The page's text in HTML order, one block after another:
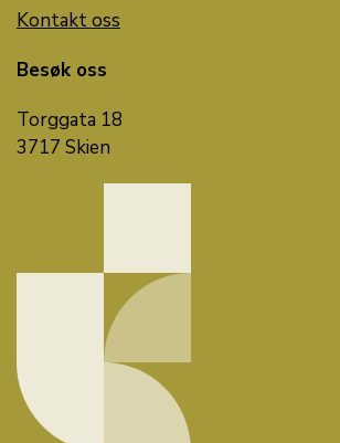
Kontakt oss
Besøk oss
Torggata 18
3717 Skien